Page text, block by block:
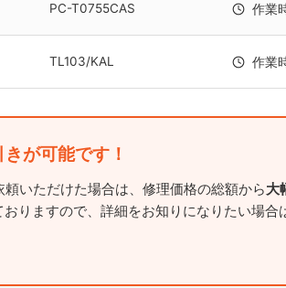
PC-T0755CAS 作業
TL103/KAL 作業
が可能です！
いただけた場合は、修理価格の総額から大
りますので、詳細をお知りになりたい場